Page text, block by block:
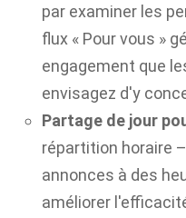
par examiner les
flux « Pour vous »
engagement que
envisagez d'y
Partage de jour
répartition horaire
annonces à des
améliorer